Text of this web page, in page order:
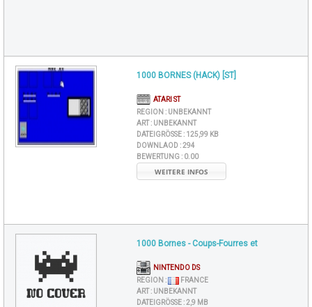
1000 BORNES (HACK) [ST]
ATARI ST
REGION : UNBEKANNT
ART : UNBEKANNT
DATEIGRÖSSE : 125,99 KB
DOWNLAOD :294
BEWERTUNG : 0.00
WEITERE INFOS
1000 Bornes - Coups-Fourres et
NINTENDO DS
REGION :
FRANCE
ART : UNBEKANNT
DATEIGRÖSSE : 2,9 MB